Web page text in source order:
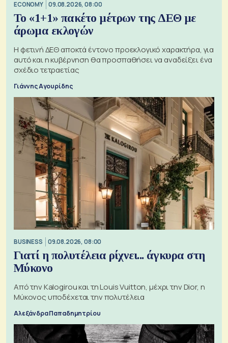
ECONOMY 09.08.2026, 08:00
Το «1+1» πακέτο μέτρων της ΔΕΘ με
άρωμα εκλογών
Η φετινή ΔΕΘ αποκτά έντονο προεκλογικό χαρακτήρα, για
αυτό και η κυβέρνηση θα προσπαθήσει να αναδείξει ένα
σχέδιο τετραετίας
Γιάννης Αγουρίδης
BUSINESS 09.08.2026, 08:00
Γιατί η πολυτέλεια ρίχνει... άγκυρα στη
Μύκονο
Από την Kalogirou και τη Louis Vuitton, μέχρι την Dior, η
Μύκονος υποδέχεται την πολυτέλεια
Αλεξάνδρα Παπαδημητρίου